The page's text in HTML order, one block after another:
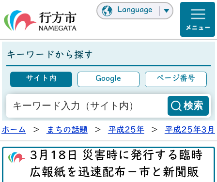
Language
キーワードから探す
サイト内 Google ページ番号
ホーム > まちの話題 > 平成25年 > 平成25年3月
3月18日 災害時に発行する臨時
広報紙を迅速配布－市と新聞販